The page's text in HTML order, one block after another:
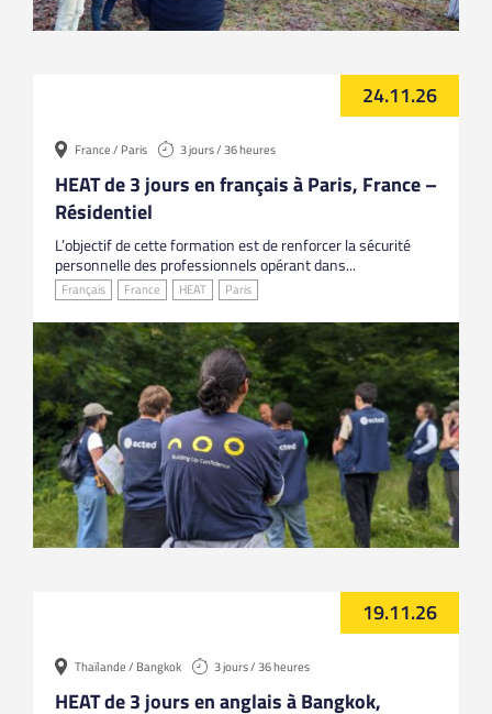
24.11.26
France / Paris 3 jours / 36 heures
HEAT de 3 jours en français à Paris, France –
Résidentiel
L’objectif de cette formation est de renforcer la sécurité
personnelle des professionnels opérant dans...
Français France HEAT Paris
19.11.26
Thaïlande / Bangkok 3 jours / 36 heures
HEAT de 3 jours en anglais à Bangkok,